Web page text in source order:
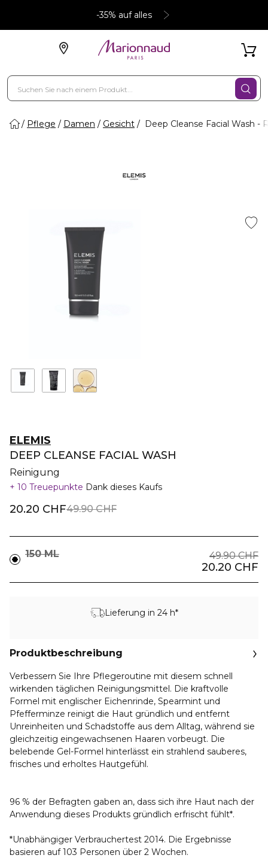
-35% auf alles
Pflege Damen Gesicht Deep Cleanse Facial Wash -
ELEMIS
DEEP CLEANSE FACIAL WASH
Reinigung
10 Treuepunkte Dank dieses Kaufs
20.20 CHF49.90 CHF
150 ML 49.90 CHF
20.20 CHF
Lieferung in 24 h*
Produktbeschreibung
Verbessern Sie Ihre Pflegeroutine mit diesem schnell
wirkenden täglichen Reinigungsmittel. Die kraftvolle
Formel mit englischer Eichenrinde, Spearmint und
Pfefferminze reinigt die Haut gründlich und entfernt
Unreinheiten und Schadstoffe aus dem Alltag, während sie
gleichzeitig eingewachsenen Haaren vorbeugt. Die
belebende Gel-Formel hinterlässt ein strahlend sauberes,
frisches und erholtes Hautgefühl.
96 % der Befragten gaben an, dass sich ihre Haut nach der
Anwendung dieses Produkts gründlich erfrischt fühlt*.
*Unabhängiger Verbrauchertest 2014. Die Ergebnisse
basieren auf 103 Personen über 2 Wochen.